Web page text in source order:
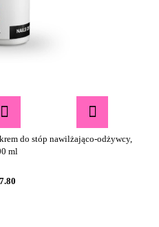
do stóp nawilżająco-odżywcy,
ml